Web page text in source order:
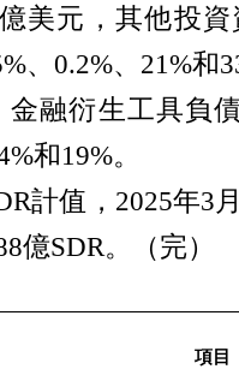
億美元，其他投資
、 0.2%、 21%和
金融衍生工具負
和19%。
計值， 2025年3
億SDR。（完）
項目